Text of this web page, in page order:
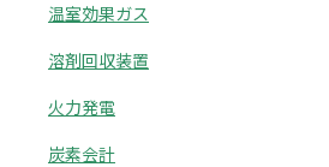
温室効果ガス
溶剤回収装置
火力発電
炭素会計